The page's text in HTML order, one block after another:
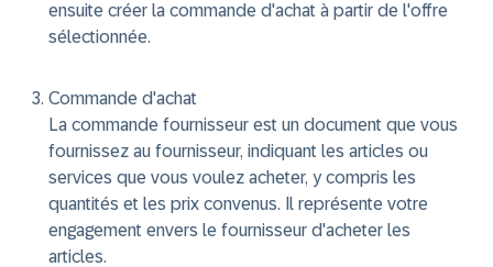
ensuite créer la commande d'achat à partir de l'offre
sélectionnée.
Commande d'achat
La commande fournisseur est un document que vous
fournissez au fournisseur, indiquant les articles ou
services que vous voulez acheter, y compris les
quantités et les prix convenus. Il représente votre
engagement envers le fournisseur d'acheter les
articles.